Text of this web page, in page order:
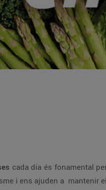
cada dia és fonamental
i ens ajuden a mantenir